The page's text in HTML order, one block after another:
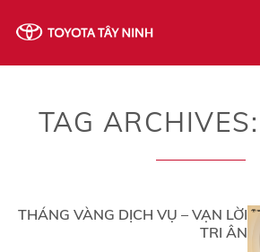
TAG ARCHIVES:
THÁNG VÀNG DỊCH VỤ – VẠN LỜI
TRI ÂN